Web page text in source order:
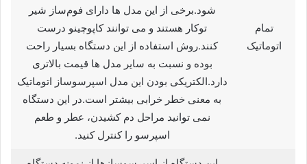
تمام
اتوماتیک
شود.برخی از این مدل ها دارای فوم‌ساز شیر
توکار هستند و می‌ توانند کاپوچینو درست
کنند.روش استفاده از این دستگاه بسیار راحت
بوده و نسبت به سایر مدل ها قیمت بالاتری
دارد.الکتریکی بودن این مدل اسپرسوساز اتوماتیک
به معنی خطر خرابی بیشتر است.در این دستگاه
نمی‌ توانید مراحل دم کشیدن، عطر و طعم
اسپرسو را کنترل کنید.